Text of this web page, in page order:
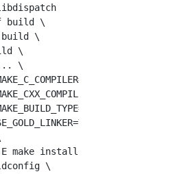
build \
\
\
\
\
\
\
\
make install \
\